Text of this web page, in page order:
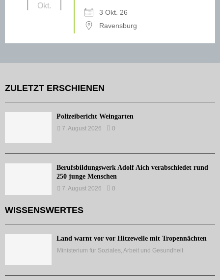
Okt.
3 Okt. 26
Ravensburg
ZULETZT ERSCHIENEN
Polizeibericht Weingarten
7. August 2026 0
Berufsbildungswerk Adolf Aich verabschiedet rund
250 junge Menschen
7. August 2026 0
WISSENSWERTES
Land warnt vor vor Hitzewelle mit Tropennächten
Ministerium für Soziales, Arbeit und Gesundheit